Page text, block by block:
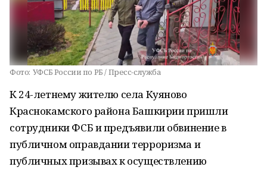
Фото: УФСБ России по РБ / Пресс-служба
К 24-летнему жителю села Куяново
Краснокамского района Башкирии пришли
сотрудники ФСБ и предъявили обвинение в
публичном оправдании терроризма и
публичных призывах к осуществлению